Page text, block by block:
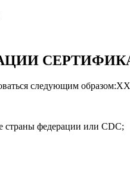
следующим
страны федерации или CDС;